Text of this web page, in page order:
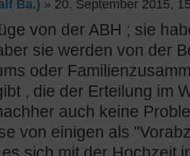
Ba.) » 20. September 2015,
von der ABH ; sie
sie werden von der
oder
, die der Erteilung im
auch keine
von einigen als
sich mit der Hochzeit